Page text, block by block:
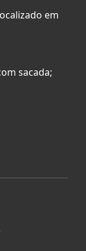
em
sacada;